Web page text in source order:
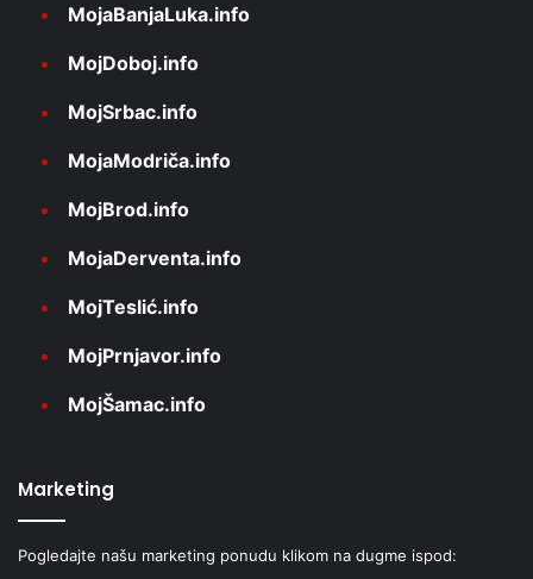
MojaBanjaLuka.info
MojDoboj.info
MojSrbac.info
MojaModriča.info
MojBrod.info
MojaDerventa.info
MojTeslić.info
MojPrnjavor.info
MojŠamac.info
Marketing
Pogledajte našu marketing ponudu klikom na dugme ispod: